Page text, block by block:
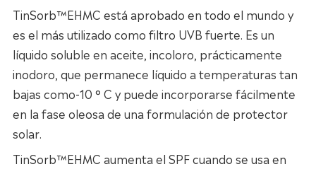
TinSorb™EHMC está aprobado en todo el mundo y
es el más utilizado como filtro UVB fuerte. Es un
líquido soluble en aceite, incoloro, prácticamente
inodoro, que permanece líquido a temperaturas tan
bajas como-10 ° C y puede incorporarse fácilmente
en la fase oleosa de una formulación de protector
solar.
TinSorb™EHMC aumenta el SPF cuando se usa en